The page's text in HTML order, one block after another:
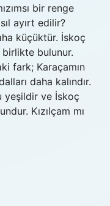
bir renge
ayırt edilir?
küçüktür. İskoç
bulunur.
fark; Karaçamın
daha kalındır.
yeşildir ve İskoç
Kızılçam mı